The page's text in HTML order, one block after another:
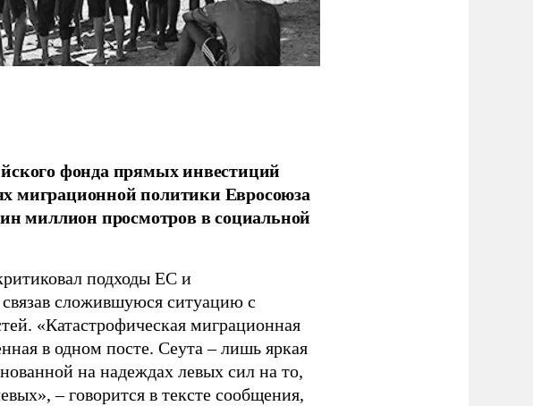
фонда прямых инвестиций
миграционной политики Евросоюза
миллион просмотров в социальной
подходы ЕС и
сложившуюся ситуацию с
«Катастрофическая миграционная
в одном посте. Сеута – лишь яркая
на надеждах левых сил на то,
– говорится в тексте сообщения,